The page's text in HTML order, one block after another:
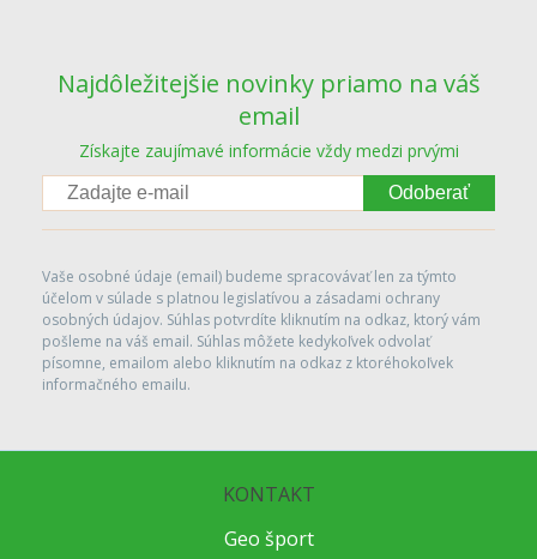
Najdôležitejšie novinky priamo na váš
email
Získajte zaujímavé informácie vždy medzi prvými
Odoberať
Vaše osobné údaje (email) budeme spracovávať len za týmto
účelom v súlade s platnou legislatívou a zásadami ochrany
osobných údajov. Súhlas potvrdíte kliknutím na odkaz, ktorý vám
pošleme na váš email. Súhlas môžete kedykoľvek odvolať
písomne, emailom alebo kliknutím na odkaz z ktoréhokoľvek
informačného emailu.
KONTAKT
Geo šport